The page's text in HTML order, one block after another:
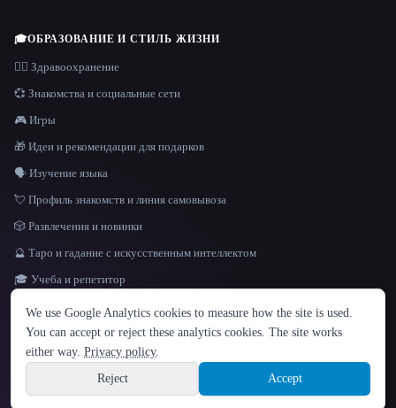
ЯЗЫК
English español Français Русский 简体中文
Hindi
Sign up
🎓ОБРАЗОВАНИЕ И СТИЛЬ ЖИЗНИ
👩‍⚕️ Здравоохранение
💞 Знакомства и социальные сети
🎮 Игры
🎁 Идеи и рекомендации для подарков
🗣️ Изучение языка
💘 Профиль знакомств и линия самовывоза
🎲 Развлечения и новинки
🔮 Таро и гадание с искусственным интеллектом
🎓 Учеба и репетитор
Site information
© 2026 That AI Collection. Все права защищены.
политика конфиденциальности
Built with Metatron ★
build de3d624c
We use Google Analytics cookies to measure how the site is used.
You can accept or reject these analytics cookies. The site works
either way. Privacy policy.
Reject
Accept